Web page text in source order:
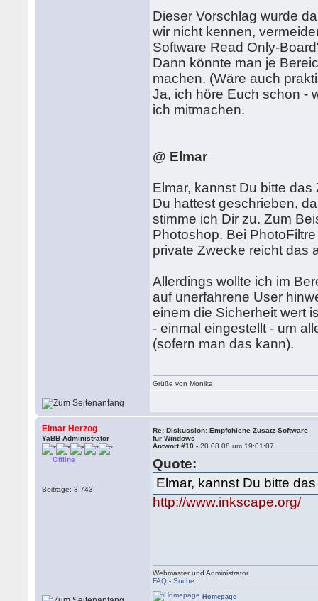
Dieser Vorschlag wurde
wir nicht kennen,
Software Read Only-
Dann könnte man je
machen. (Wäre auch
Ja, ich höre Euch schon -
ich mitmachen.
@ Elmar
Elmar, kannst Du bitte
Du hattest geschrieben,
stimme ich Dir zu. Zum
Photoshop. Bei
private Zwecke reicht das
Allerdings wollte ich im
auf unerfahrene User
einem die Sicherheit wert
- einmal eingestellt - um
(sofern man das kann).
Grüße von Monika
Elmar Herzog
YaBB Administrator
Offline
Beiträge: 3.743
Re: Diskussion: Empfohlene Zusatz-Software
für Windows
Antwort #10 -20.08.08 um 19:01:07
Quote:
Elmar, kannst Du bitte
http://www.inkscape.org/
Webmaster und Administrator
FAQ -Suche
Homepage